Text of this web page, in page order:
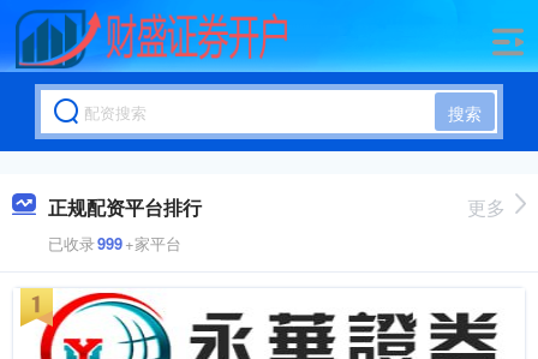
搜索
正规配资平台排行
已收录999+家平台
更多